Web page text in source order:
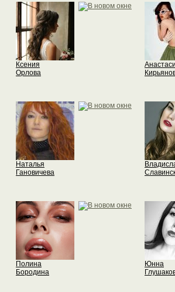
Ксения
Орлова
Наталья
Гановичева
Полина
Бородина
Юнна